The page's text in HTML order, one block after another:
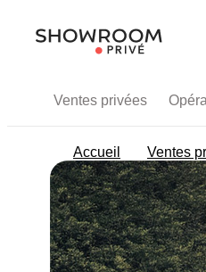
Ventes privées
Accueil Ventes